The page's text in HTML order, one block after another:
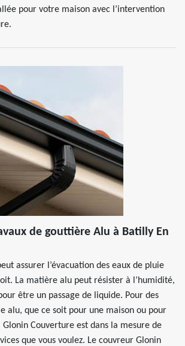
pour votre maison avec l’intervention
de gouttière Alu à Batilly En
assurer l’évacuation des eaux de pluie
La matière alu peut résister à l’humidité,
être un passage de liquide. Pour des
alu, que ce soit pour une maison ou pour
Couverture est dans la mesure de
que vous voulez. Le couvreur Glonin